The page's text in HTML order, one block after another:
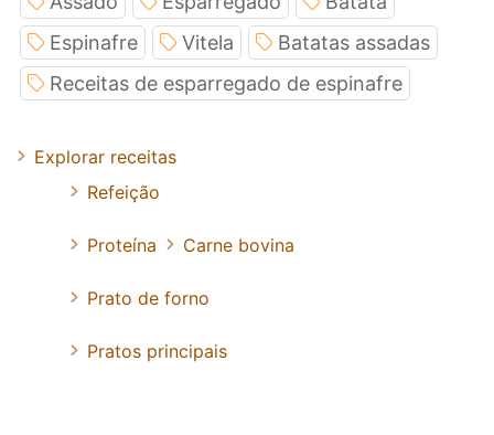
Espinafre
Vitela
Batatas assadas
Receitas de esparregado de espinafre
Explorar receitas
Refeição
Proteína Carne bovina
Prato de forno
Pratos principais